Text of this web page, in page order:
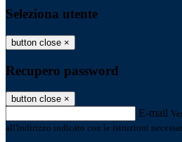
Seleziona utente
button close ×
Recupero password
button close ×
E-mail
all'indirizzo indicato con le istruzioni